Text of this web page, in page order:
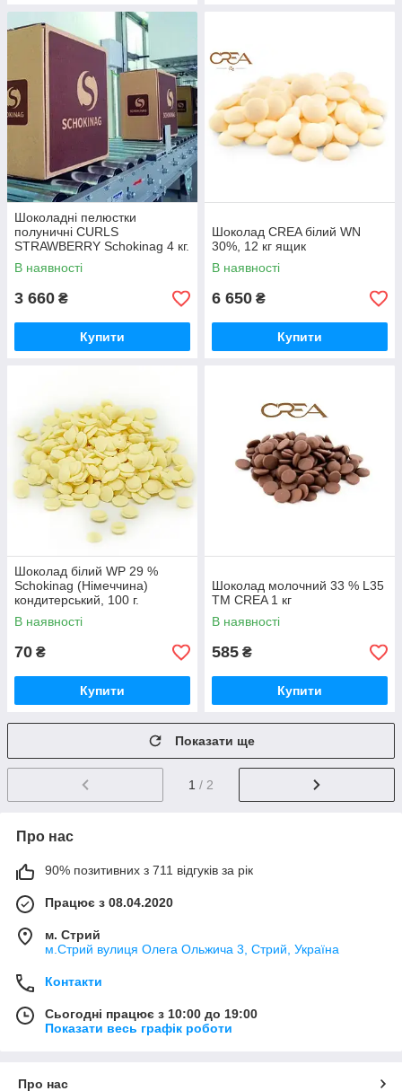
Шоколадні пелюстки
полуничні CURLS
STRAWBERRY Schokinag 4 кг.
ящик
В наявності
3 660 ₴
Купити
Шоколад CREA білий WN
30%, 12 кг ящик
В наявності
6 650 ₴
Купити
Шоколад білий WP 29 %
Schokinag (Німеччина)
кондитерський, 100 г.
В наявності
70 ₴
Купити
Шоколад молочний 33 % L35
TM CREA 1 кг
В наявності
585 ₴
Купити
Показати ще
1 / 2
Про нас
90% позитивних з 711 відгуків за рік
Працює з 08.04.2020
м. Стрий
м.Стрий вулиця Олега Ольжича 3, Стрий, Україна
Контакти
Сьогодні працює з 10:00 до 19:00
Показати весь графік роботи
Про нас